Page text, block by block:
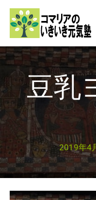
ス
キ
ッ
プ
豆乳
2019年4